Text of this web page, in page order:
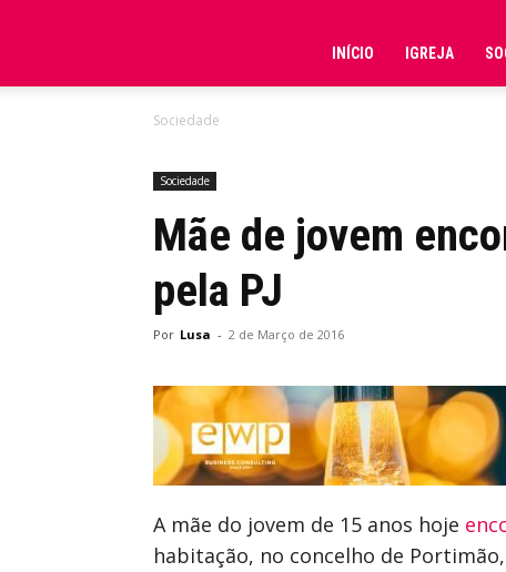
INÍCIO IGREJA
Sociedade
Sociedade
Mãe de jovem
pela PJ
Por Lusa - 2 de Março de 2016
A mãe do jovem de 15 anos hoje
habitação, no concelho de